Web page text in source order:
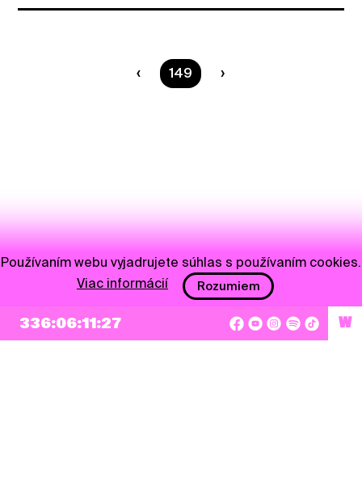
Ste na strane
149
NEWSLETTER
336:06:11:26 W
Používaním webu vyjadrujete súhlas s používaním cookies.
Viac informácií
Rozumiem